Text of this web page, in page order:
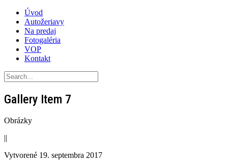
Úvod
Autožeriavy
Na predaj
Fotogaléria
VOP
Kontakt
Gallery Item 7
Obrázky
||
Vytvorené 19. septembra 2017